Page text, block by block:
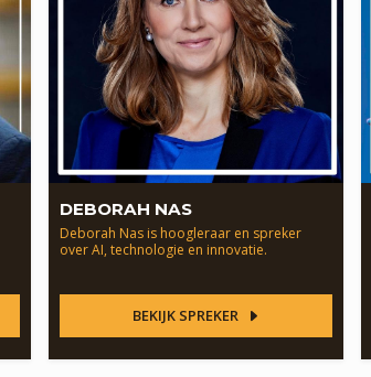
DEBORAH NAS
Deborah Nas is hoogleraar en spreker
over AI, technologie en innovatie.
BEKIJK SPREKER